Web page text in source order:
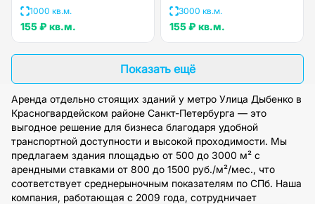
1000 кв.м.
155 ₽ кв.м.
3000 кв.м.
155 ₽ кв.м.
Показать ещё
Аренда отдельно стоящих зданий у метро Улица Дыбенко в
Красногвардейском районе Санкт-Петербурга — это
выгодное решение для бизнеса благодаря удобной
транспортной доступности и высокой проходимости. Мы
предлагаем здания площадью от 500 до 3000 м² с
арендными ставками от 800 до 1500 руб./м²/мес., что
соответствует среднерыночным показателям по СПб. Наша
компания, работающая с 2009 года, сотрудничает